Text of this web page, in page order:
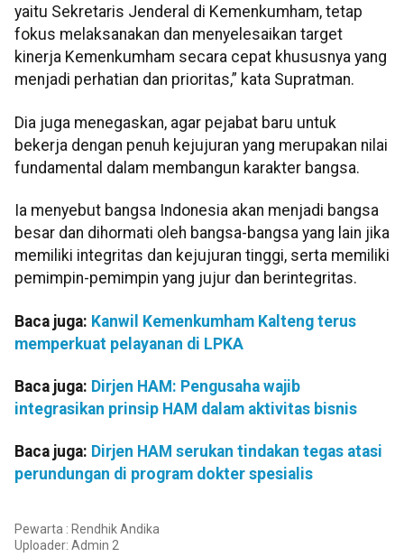
yaitu Sekretaris Jenderal di Kemenkumham, tetap
fokus melaksanakan dan menyelesaikan target
kinerja Kemenkumham secara cepat khususnya yang
menjadi perhatian dan prioritas,” kata Supratman.
Dia juga menegaskan, agar pejabat baru untuk
bekerja dengan penuh kejujuran yang merupakan nilai
fundamental dalam membangun karakter bangsa.
Ia menyebut bangsa Indonesia akan menjadi bangsa
besar dan dihormati oleh bangsa-bangsa yang lain jika
memiliki integritas dan kejujuran tinggi, serta memiliki
pemimpin-pemimpin yang jujur dan berintegritas.
Baca juga: Kanwil Kemenkumham Kalteng terus
memperkuat pelayanan di LPKA
Baca juga: Dirjen HAM: Pengusaha wajib
integrasikan prinsip HAM dalam aktivitas bisnis
Baca juga: Dirjen HAM serukan tindakan tegas atasi
perundungan di program dokter spesialis
Pewarta : Rendhik Andika
Uploader: Admin 2